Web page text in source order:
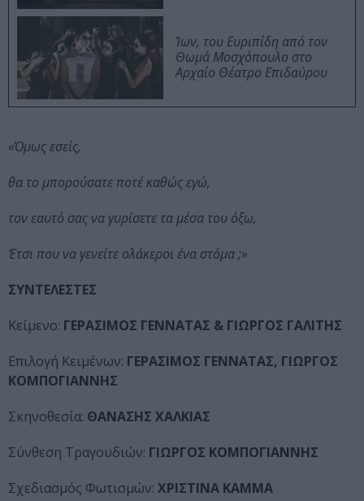
Ίων, του Ευριπίδη από τον
Θωμά Μοσχόπουλο στο
Αρχαίο Θέατρο Επιδαύρου
«Όμως εσείς,
θα το μπορούσατε ποτέ καθώς εγώ,
τον εαυτό σας να γυρίσετε τα μέσα του όξω,
Έτσι που να γενείτε ολάκεροι ένα στόμα ;»
ΣΥΝΤΕΛΕΣΤΕΣ
Κείμενο: ΓΕΡΑΣΙΜΟΣ ΓΕΝΝΑΤΑΣ & ΓΙΩΡΓΟΣ ΓΑΛΙΤΗΣ
Επιλογή Κειμένων: ΓΕΡΑΣΙΜΟΣ ΓΕΝΝΑΤΑΣ, ΓΙΩΡΓΟΣ
ΚΟΜΠΟΓΙΑΝΝΗΣ
Σκηνοθεσία: ΘΑΝΑΣΗΣ ΧΑΛΚΙΑΣ
Σύνθεση Τραγουδιών: ΓΙΩΡΓΟΣ ΚΟΜΠΟΓΙΑΝΝΗΣ
Σχεδιασμός Φωτισμών: ΧΡΙΣΤΙΝΑ ΚΑΜΜΑ